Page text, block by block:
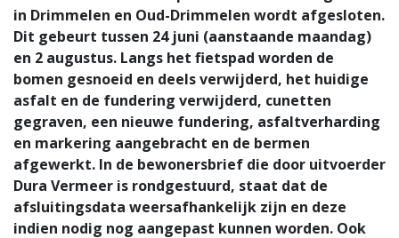
in Drimmelen en Oud-Drimmelen wordt afgesloten.
Dit gebeurt tussen 24 juni (aanstaande maandag)
en 2 augustus. Langs het fietspad worden de
bomen gesnoeid en deels verwijderd, het huidige
asfalt en de fundering verwijderd, cunetten
gegraven, een nieuwe fundering, asfaltverharding
en markering aangebracht en de bermen
afgewerkt. In de bewonersbrief die door uitvoerder
Dura Vermeer is rondgestuurd, staat dat de
afsluitingsdata weersafhankelijk zijn en deze
indien nodig nog aangepast kunnen worden. Ook